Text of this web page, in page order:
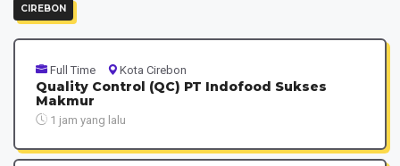
CIREBON
Full Time Kota Cirebon
Quality Control (QC) PT Indofood Sukses
Makmur
1 jam yang lalu